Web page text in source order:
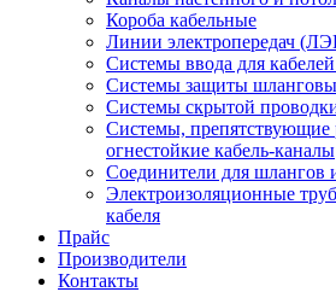
Короба кабельные
Линии электропередач
Системы ввода для
Системы защиты
Системы скрытой
Системы, препятствующие
огнестойкие кабель-каналы
Соединители для шлангов
Электроизоляционные
кабеля
Прайс
Производители
Контакты